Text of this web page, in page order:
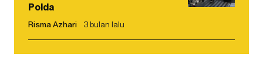
Polda
Risma Azhari 3 bulan lalu